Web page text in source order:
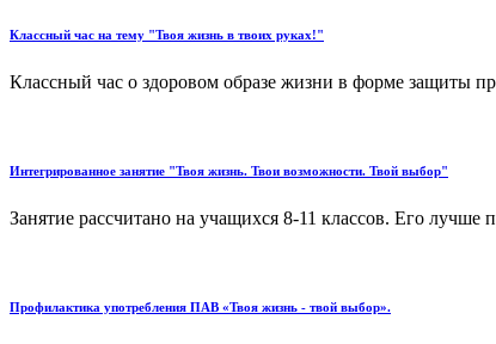
Классный час на тему "Твоя жизнь в твоих руках!"
Классный час о здоровом образе жизни в форме защиты
Интегрированное занятие "Твоя жизнь. Твои возможности. Твой выбор"
Занятие рассчитано на учащихся 8-11 классов. Его
Профилактика употребления ПАВ «Твоя жизнь - твой выбор».